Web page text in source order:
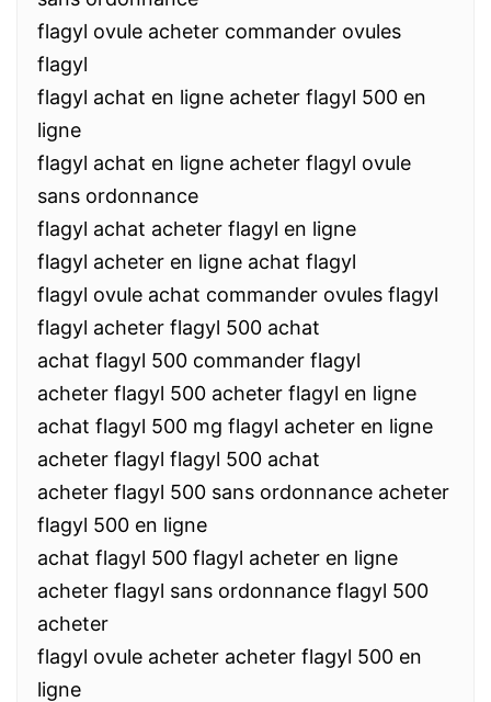
flagyl ovule acheter commander ovules
flagyl
flagyl achat en ligne acheter flagyl 500 en
ligne
flagyl achat en ligne acheter flagyl ovule
sans ordonnance
flagyl achat acheter flagyl en ligne
flagyl acheter en ligne achat flagyl
flagyl ovule achat commander ovules flagyl
flagyl acheter flagyl 500 achat
achat flagyl 500 commander flagyl
acheter flagyl 500 acheter flagyl en ligne
achat flagyl 500 mg flagyl acheter en ligne
acheter flagyl flagyl 500 achat
acheter flagyl 500 sans ordonnance acheter
flagyl 500 en ligne
achat flagyl 500 flagyl acheter en ligne
acheter flagyl sans ordonnance flagyl 500
acheter
flagyl ovule acheter acheter flagyl 500 en
ligne